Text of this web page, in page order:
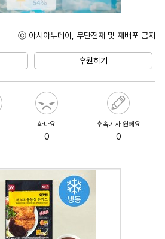
ⓒ 아시아투데이, 무단전재 및 재배포 금지
후원하기
화나요
0
후속기사 원해요
0